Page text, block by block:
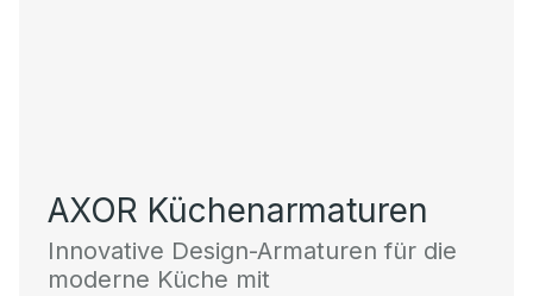
AXOR Küchenarmaturen
Innovative Design-Armaturen für die
moderne Küche mit